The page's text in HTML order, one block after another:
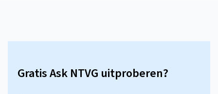
Gratis Ask NTVG uitproberen?